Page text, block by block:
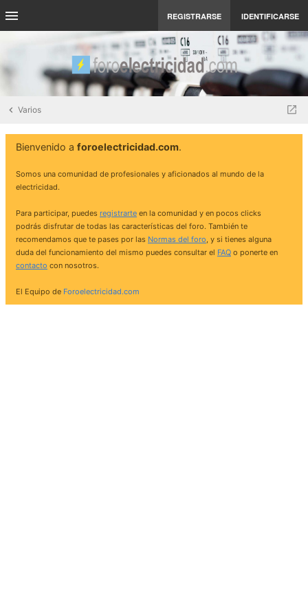
REGISTRARSE IDENTIFICARSE
Varios
Bienvenido a foroelectricidad.com.
Somos una comunidad de profesionales y aficionados al mundo de la
electricidad.
Para participar, puedes registrarte en la comunidad y en pocos clicks
podrás disfrutar de todas las características del foro. También te
recomendamos que te pases por las Normas del foro, y si tienes alguna
duda del funcionamiento del mismo puedes consultar el FAQ o ponerte en
contacto con nosotros.
El Equipo de Foroelectricidad.com